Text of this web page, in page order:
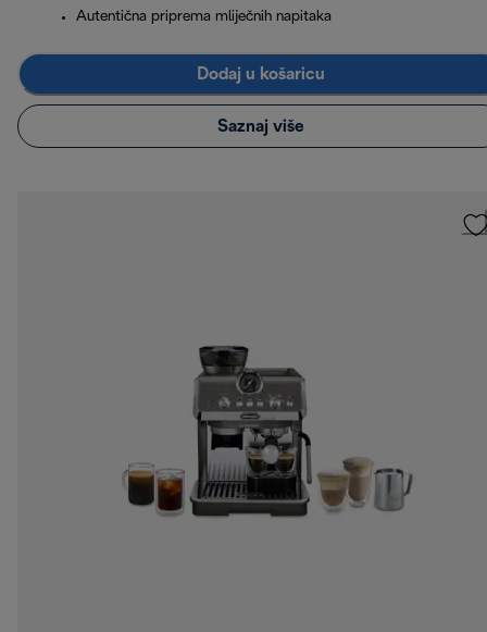
Autentična priprema mliječnih napitaka
Dodaj u košaricu
Saznaj više